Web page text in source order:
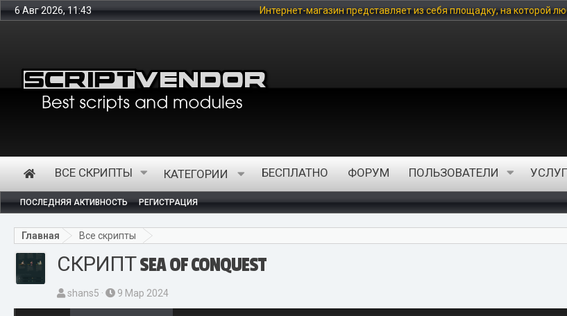
6 Авг 2026, 11:43 Интернет-магазин представляет из себя площадку, на которой любой
ВСЕ СКРИПТЫ КАТЕГОРИИ БЕСПЛАТНО ФОРУМ ПОЛЬЗОВАТЕЛИ
ПОСЛЕДНЯЯ АКТИВНОСТЬ РЕГИСТРАЦИЯ
Главная Все скрипты
СКРИПТ SEA OF CONQUEST
А
в
shans5
Д
а
9 Мар 2024